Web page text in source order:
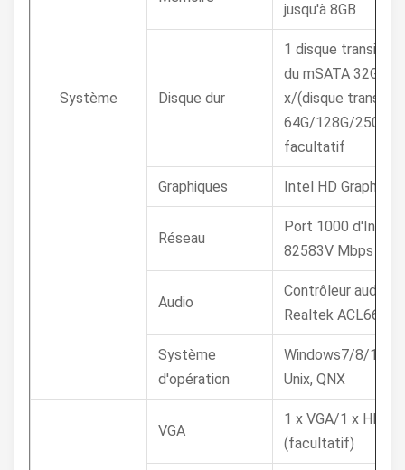
Système
jusqu'à 8GB
Disque dur
1 disque
du mSATA 32G de
x/(disque
64G/128G/250G/
facultatif
Graphiques Intel HD Graphics
Réseau
Port 1000 d'Intel
82583V Mbps
Audio
Contrôleur audio
Realtek ACL662
Système
d'opération
Windows7/8/10,
Unix, QNX
VGA
1 x VGA/1 x HD-MI
(facultatif)